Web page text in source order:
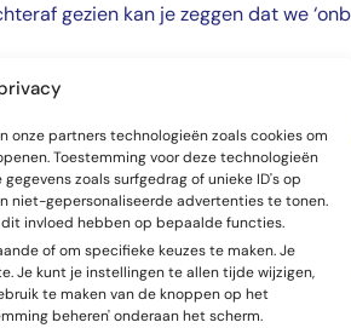
onze partners technologieën zoals cookies om
Toestemming voor deze technologieën
zoals surfgedrag of unieke ID's op
niet-gepersonaliseerde advertenties te tonen.
invloed hebben op bepaalde functies.
of om specifieke keuzes te maken. Je
Je kunt je instellingen te allen tijde wijzigen,
te maken van de knoppen op het
beheren' onderaan het scherm.
gezien kan je zeggen dat we
de training namen alle deelnemers
Dat was input voor de